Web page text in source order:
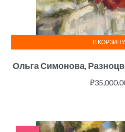
Ольга Симонова,
₽
В КОРЗИНУ